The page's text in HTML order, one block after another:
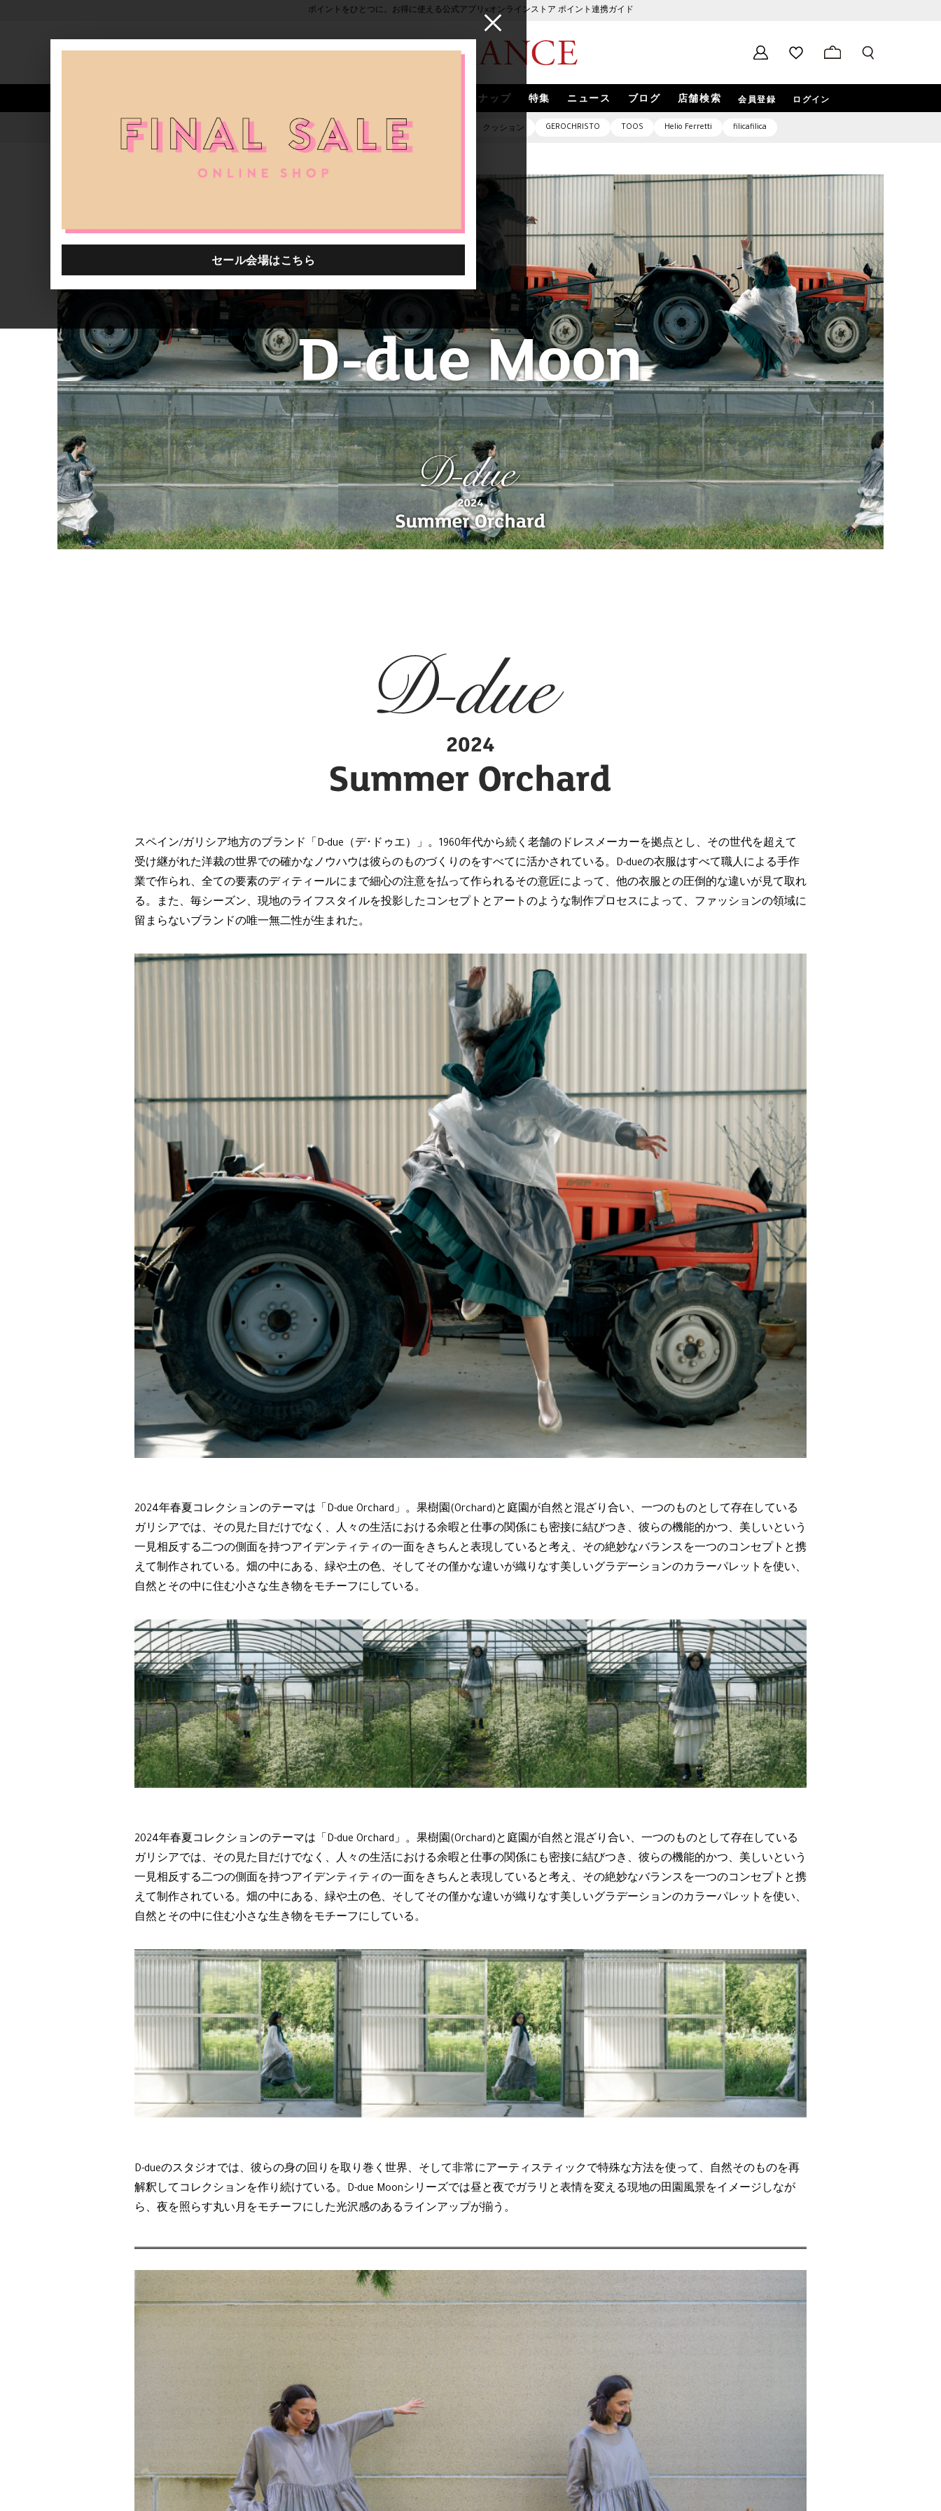
ポイントをひとつに。お得に使える公式アプリ×オンラインストア ポイント連携ガイド
スナップ 特集 ニュース ブログ 店舗検索 会員登録 ログイン
人気ワード セール 40th限定 ピアス バッグ クッション GEROCHRISTO TOOS Helio Ferretti filicafilica
スペイン/ガリシア地方のブランド「D-due（デ･ドゥエ）」。1960年代から続く老舗のドレスメーカーを拠点とし、その世代を超えて
受け継がれた洋裁の世界での確かなノウハウは彼らのものづくりのをすべてに活かされている。D-dueの衣服はすべて職人による手作
業で作られ、全ての要素のディティールにまで細心の注意を払って作られるその意匠によって、他の衣服との圧倒的な違いが見て取れ
る。また、毎シーズン、現地のライフスタイルを投影したコンセプトとアートのような制作プロセスによって、ファッションの領域に
留まらないブランドの唯一無二性が生まれた。
2024年春夏コレクションのテーマは「D-due Orchard」。果樹園(Orchard)と庭園が自然と混ざり合い、一つのものとして存在している
ガリシアでは、その見た目だけでなく、人々の生活における余暇と仕事の関係にも密接に結びつき、彼らの機能的かつ、美しいという
一見相反する二つの側面を持つアイデンティティの一面をきちんと表現していると考え、その絶妙なバランスを一つのコンセプトと携
えて制作されている。畑の中にある、緑や土の色、そしてその僅かな違いが織りなす美しいグラデーションのカラーパレットを使い、
自然とその中に住む小さな生き物をモチーフにしている。
2024年春夏コレクションのテーマは「D-due Orchard」。果樹園(Orchard)と庭園が自然と混ざり合い、一つのものとして存在している
ガリシアでは、その見た目だけでなく、人々の生活における余暇と仕事の関係にも密接に結びつき、彼らの機能的かつ、美しいという
一見相反する二つの側面を持つアイデンティティの一面をきちんと表現していると考え、その絶妙なバランスを一つのコンセプトと携
えて制作されている。畑の中にある、緑や土の色、そしてその僅かな違いが織りなす美しいグラデーションのカラーパレットを使い、
自然とその中に住む小さな生き物をモチーフにしている。
D-dueのスタジオでは、彼らの身の回りを取り巻く世界、そして非常にアーティスティックで特殊な方法を使って、自然そのものを再
解釈してコレクションを作り続けている。D-due Moonシリーズでは昼と夜でガラリと表情を変える現地の田園風景をイメージしなが
ら、夜を照らす丸い月をモチーフにした光沢感のあるラインアップが揃う。